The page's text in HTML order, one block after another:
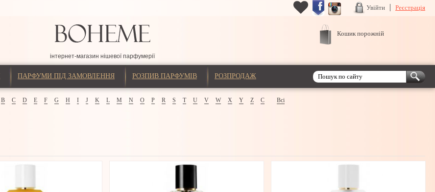
Увійти Реєстрація
інтернет-магазин нішевої парфумерії
Кошик порожній
ПАРФУМИ ПІД ЗАМОВЛЕННЯ РОЗПИВ ПАРФУМІВ РОЗПРОДАЖ
B C D E F G H I J K L M N O P R S T U V W X Y Z С Всі